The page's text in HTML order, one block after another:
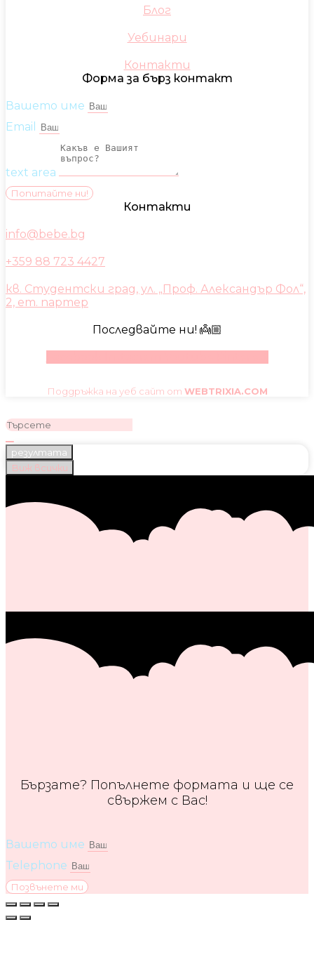
Блог
Уебинари
Контакти
Форма за бърз контакт
Вашето име
Email
text area
Попитайте ни!
Контакти
info@bebe.bg
+359 88 723 4427
кв. Студентски град, ул. „Проф. Александър Фол“,
2, ет. партер
Последвайте ни! 👼🏼
Поддръжка на уеб сайт от WEBTRIXIA.COM
резултата
Виж всички
Бързате? Попълнете формата и ще се
свържем с Вас!
Вашето име
Telephone
Позвънете ми